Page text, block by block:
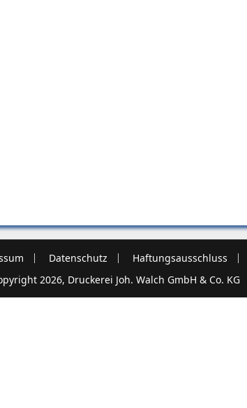
Datenschutz Haftungsausschluss
2026, Druckerei Joh. Walch GmbH & Co. KG